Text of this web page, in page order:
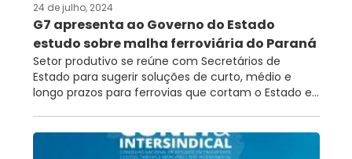
24 de julho, 2024
G7 apresenta ao Governo do Estado
estudo sobre malha ferroviária do Paraná
Setor produtivo se reúne com Secretários de
Estado para sugerir soluções de curto, médio e
longo prazos para ferrovias que cortam o Estado e...